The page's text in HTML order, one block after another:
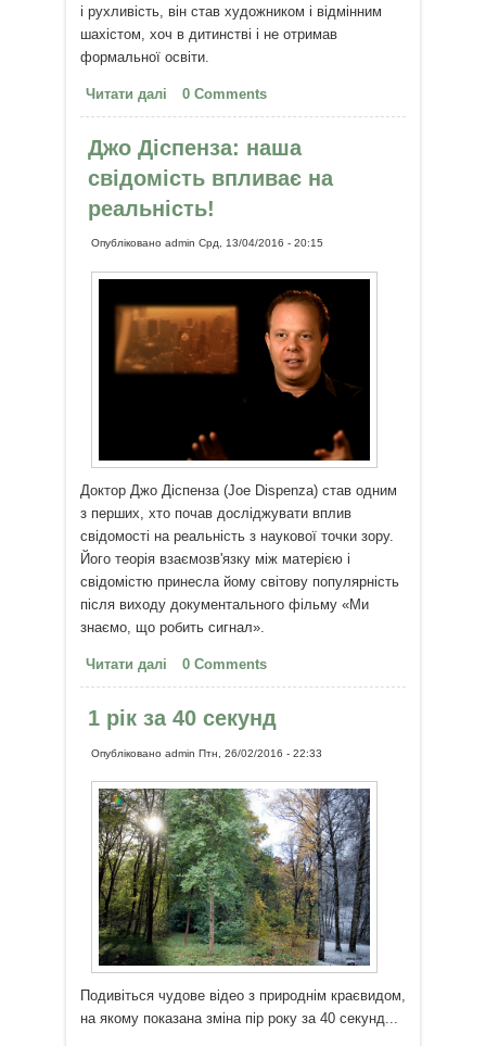
і рухливість, він став художником і відмінним
шахістом, хоч в дитинстві і не отримав
формальної освіти.
Читати далі про Художник, хворий на ДЦП,
малював за допомогою...
0 Comments
Джо Діспенза: наша
свідомість впливає на
реальність!
Опублікованоadmin Срд, 13/04/2016 - 20:15
Доктор Джо Діспенза (Joe Dispenza) став одним
з перших, хто почав досліджувати вплив
свідомості на реальність з наукової точки зору.
Його теорія взаємозв'язку між матерією і
свідомістю принесла йому світову популярність
після виходу документального фільму «Ми
знаємо, що робить сигнал».
Читати далі про Джо Діспенза: наша
свідомість впливає на
реальність!
0 Comments
1 рік за 40 секунд
Опублікованоadmin Птн, 26/02/2016 - 22:33
Подивіться чудове відео з природнім краєвидом,
на якому показана зміна пір року за 40 секунд...